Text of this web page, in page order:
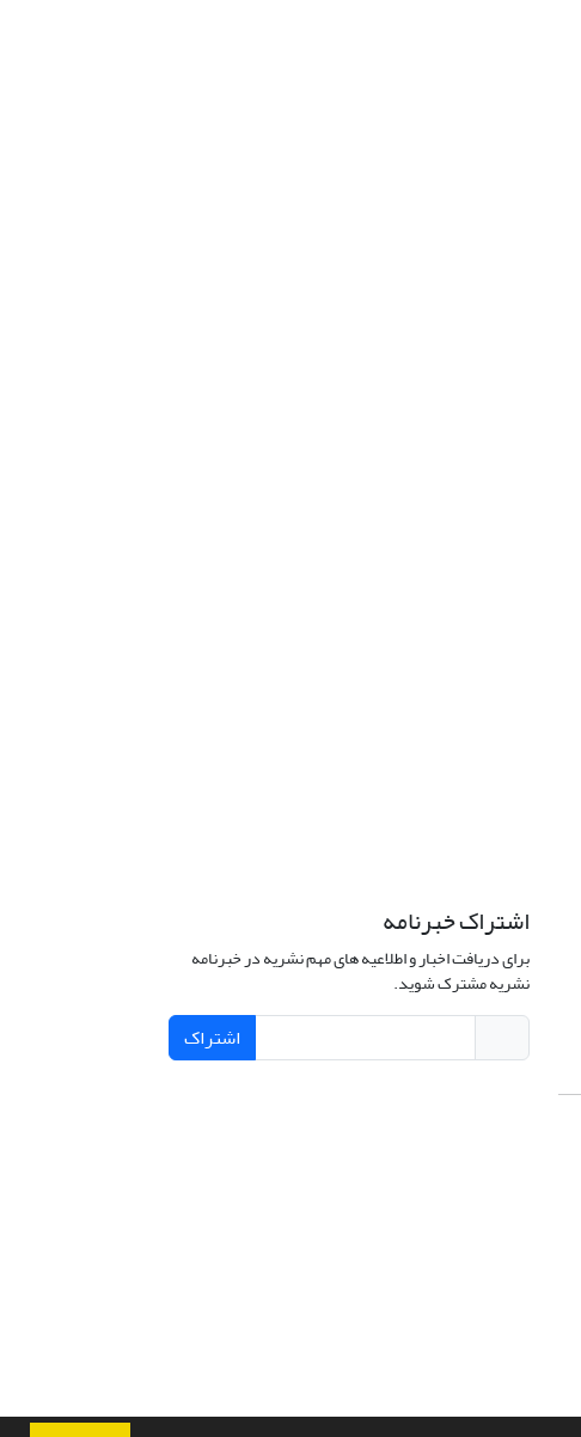
اشتراک خبرنامه
برای دریافت اخبار و اطلاعیه های مهم نشریه در خبرنامه
نشریه مشترک شوید.
اشتراک